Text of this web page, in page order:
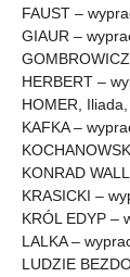
FAUST –
GIAUR –
HERBERT –
HOMER,
KAFKA –
KONRAD
KRASICKI –
KRÓL EDYP –
LALKA –
LUDZIE